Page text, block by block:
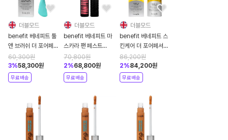
더블모드
benefit 베네피트 툴
앤 브러쉬 더 포어페셔
널 올인원 마스크 완드
60,300원
3%58,300원
무료배송
더블모드
benefit 베네피트 마
스카라 팬 페스트
8.5g
70,800원
2%68,800원
무료배송
더블모드
benefit 베네피트 스
킨케어 더 포어페셔널
타이트 앤 톤드 AHA
PHA 토닝 폼 133ml
86,200원
2%84,200원
무료배송